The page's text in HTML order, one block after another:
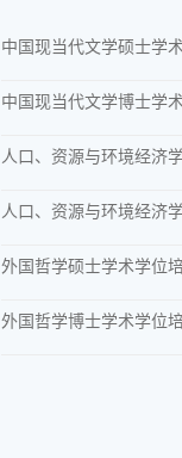
中国现当代文学硕士学
中国现当代文学博士学
人口、资源与环境经济
人口、资源与环境经济
外国哲学硕士学术学位
外国哲学博士学术学位